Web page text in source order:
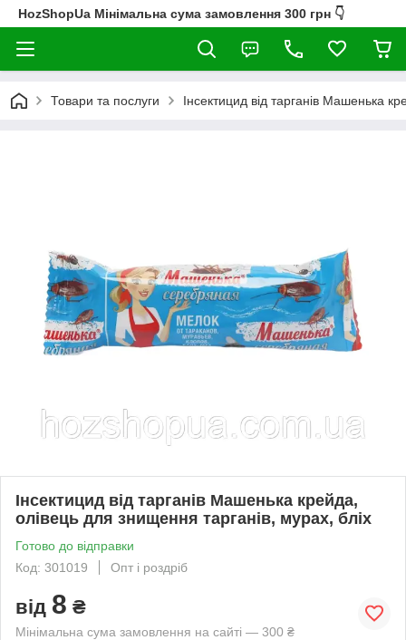
HozShopUa Мінімальна сума замовлення 300 грн 👇
Товари та послуги Інсектицид від тарганів Машенька
Інсектицид від тарганів Машенька крейда,
олівець для знищення тарганів, мурах, бліх
Готово до відправки
Код: 301019
Опт і роздріб
від 8 ₴
Мінімальна сума замовлення на сайті — 300 ₴